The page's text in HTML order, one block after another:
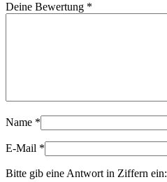
Deine Bewertung *
Name *
E-Mail *
Bitte gib eine Antwort in Ziffern ein: